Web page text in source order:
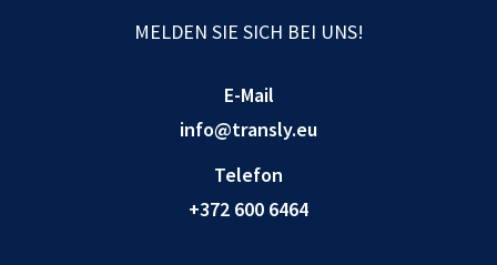
MELDEN SIE SICH BEI UNS!
E-Mail
info@transly.eu
Telefon
+372 600 6464